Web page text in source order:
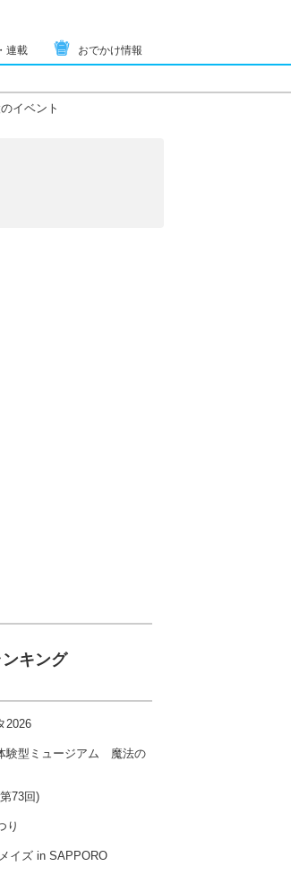
連載 おでかけ情報
イベント
キング
2026
験型ミュージアム 魔法の
73回)
り
イズ in SAPPORO